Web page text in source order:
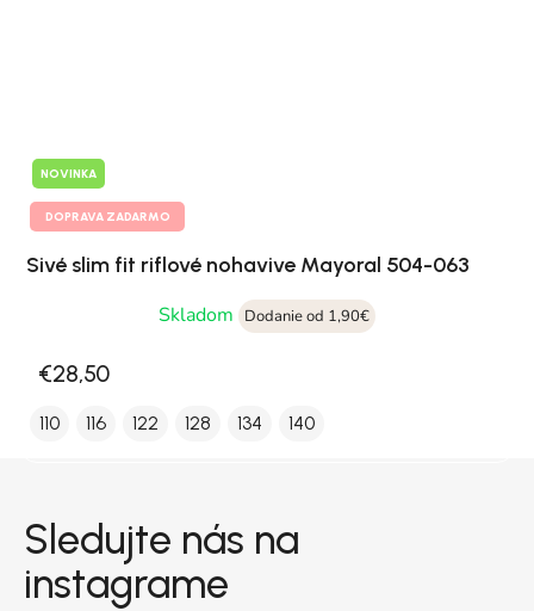
NOVINKA
DOPRAVA ZADARMO
Sivé slim fit riflové nohavive Mayoral 504-063
Skladom
Dodanie od 1,90€
€28,50
110 116 122 128 134 140
Sledujte nás na
instagrame